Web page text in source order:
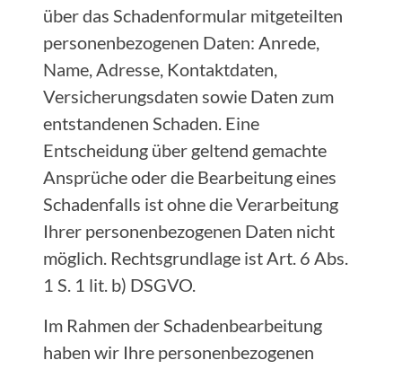
über das Schadenformular mitgeteilten
personenbezogenen Daten: Anrede,
Name, Adresse, Kontaktdaten,
Versicherungsdaten sowie Daten zum
entstandenen Schaden. Eine
Entscheidung über geltend gemachte
Ansprüche oder die Bearbeitung eines
Schadenfalls ist ohne die Verarbeitung
Ihrer personenbezogenen Daten nicht
möglich. Rechtsgrundlage ist Art. 6 Abs.
1 S. 1 lit. b) DSGVO.
Im Rahmen der Schadenbearbeitung
haben wir Ihre personenbezogenen